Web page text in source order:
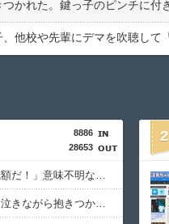
8886
28653
泥酔した義父「お前らの遺産は減額だ！」意味不明なので問い詰めた私に義父が怒鳴り散らし、旦那と義実家が隠していた「衝撃の裏切り行為」が発覚ｗｗｗ←知らん間に200万払われてて草
住宅街を歩いていたら小１女児に泣きながら抱きつかれた。鍵っ子のピンチに付き添い30分…無事にお母さんが現れるも、後から襲ってきた「不審者扱いの恐怖」←親切心が裏目に出るかもしれない世の中怖すぎる
2